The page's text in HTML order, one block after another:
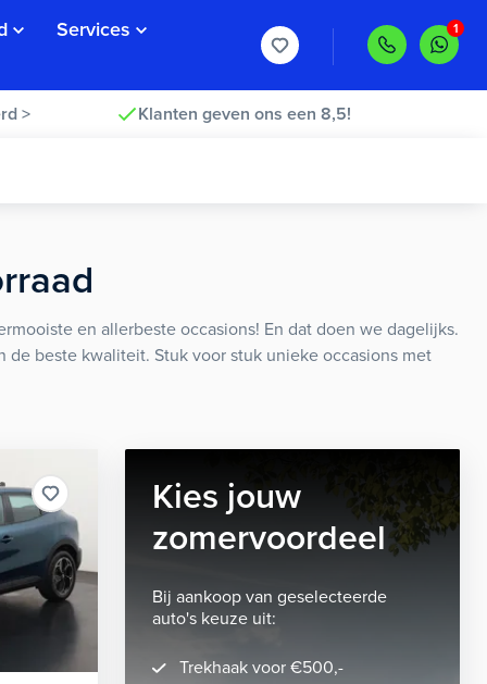
Services
> Klanten geven ons een 8,5!
en allerbeste occasions! En dat doen we dagelijks.
beste kwaliteit. Stuk voor stuk unieke occasions met
Kies jouw
zomervoordeel
Bij aankoop van geselecteerde
auto's keuze uit:
Trekhaak voor €500,-